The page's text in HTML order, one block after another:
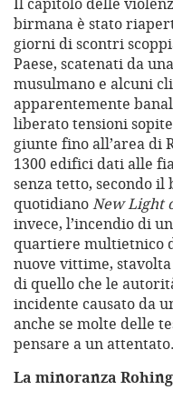
birmana è stato
giorni di scontri
Paese, scatenati da
musulmano e alcuni
apparentemente
liberato tensioni
giunte fino all’area di
1300 edifici dati alle
senza tetto, secondo
quotidianoNew Light
invece, l’incendio di
quartiere multietnico
nuove vittime,
di quello che le
incidente causato da
anche se molte delle
pensare a un attentato.
La minoranza